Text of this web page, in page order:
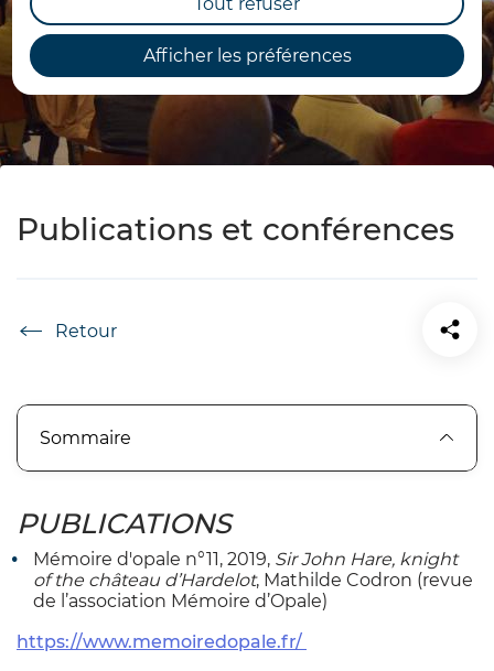
Afficher les préférences
Publications et conférences
Accueil
Sommaire
PUBLICATIONS
Mémoire d'opale n°11, 2019, Sir John Hare, knight
of the château d’Hardelot, Mathilde Codron (revue
de l’association Mémoire d’Opale)
https://www.memoiredopale.fr/